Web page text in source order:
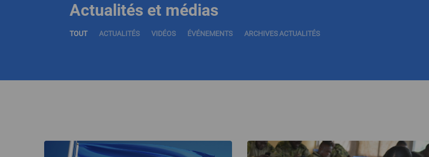
Actualités et médias
TOUT ACTUALITÉS VIDÉOS ÉVÉNEMENTS ARCHIVES ACTUALITÉS